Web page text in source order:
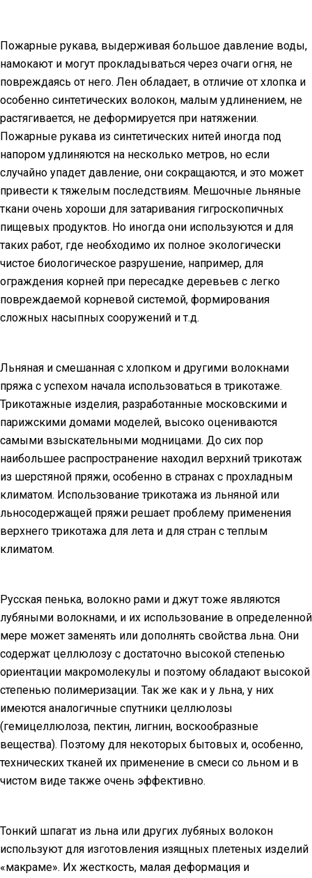
Пожарные рукава, выдерживая большое давление воды,
намокают и могут прокладываться через очаги огня, не
повреждаясь от него. Лен обладает, в отличие от хлопка и
особенно синтетических волокон, малым удлинением, не
растягивается, не деформируется при натяжении.
Пожарные рукава из синтетических нитей иногда под
напором удлиняются на несколько метров, но если
случайно упадет давление, они сокращаются, и это может
привести к тяжелым последствиям. Мешочные льняные
ткани очень хороши для затаривания гигроскопичных
пищевых продуктов. Но иногда они используются и для
таких работ, где необходимо их полное экологически
чистое биологическое разрушение, например, для
ограждения корней при пересадке деревьев с легко
повреждаемой корневой системой, формирования
сложных насыпных сооружений и т.д.
Льняная и смешанная с хлопком и другими волокнами
пряжа с успехом начала использоваться в трикотаже.
Трикотажные изделия, разработанные московскими и
парижскими домами моделей, высоко оцениваются
самыми взыскательными модницами. До сих пор
наибольшее распространение находил верхний трикотаж
из шерстяной пряжи, особенно в странах с прохладным
климатом. Использование трикотажа из льняной или
льносодержащей пряжи решает проблему применения
верхнего трикотажа для лета и для стран с теплым
климатом.
Русская пенька, волокно рами и джут тоже являются
лубяными волокнами, и их использование в определенной
мере может заменять или дополнять свойства льна. Они
содержат целлюлозу с достаточно высокой степенью
ориентации макромолекулы и поэтому обладают высокой
степенью полимеризации. Так же как и у льна, у них
имеются аналогичные спутники целлюлозы
(гемицеллюлоза, пектин, лигнин, воскообразные
вещества). Поэтому для некоторых бытовых и, особенно,
технических тканей их применение в смеси со льном и в
чистом виде также очень эффективно.
Тонкий шпагат из льна или других лубяных волокон
используют для изготовления изящных плетеных изделий
«макраме». Их жесткость, малая деформация и